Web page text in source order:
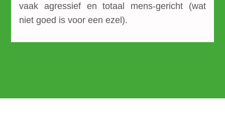
vaak agressief en totaal mens-gericht (wat
niet goed is voor een ezel).